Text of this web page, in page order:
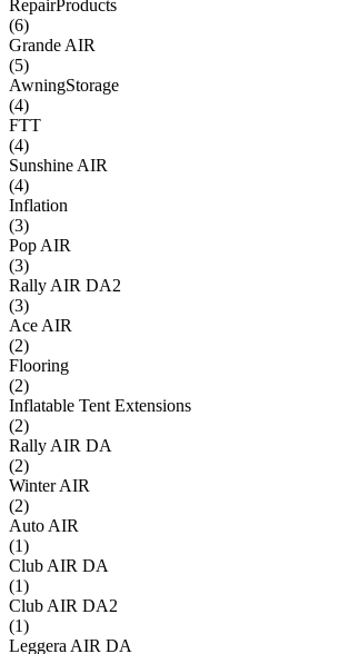
RepairProducts
(6)
Grande AIR
(5)
AwningStorage
(4)
FTT
(4)
Sunshine AIR
(4)
Inflation
(3)
Pop AIR
(3)
Rally AIR DA2
(3)
Ace AIR
(2)
Flooring
(2)
Inflatable Tent Extensions
(2)
Rally AIR DA
(2)
Winter AIR
(2)
Auto AIR
(1)
Club AIR DA
(1)
Club AIR DA2
(1)
Leggera AIR DA